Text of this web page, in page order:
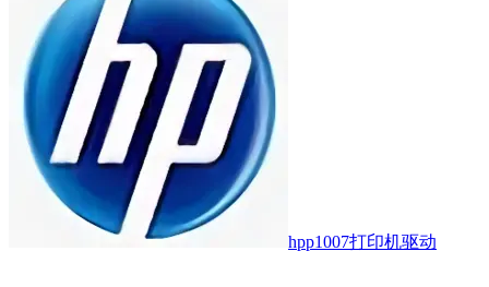
hpp1007打印机驱动